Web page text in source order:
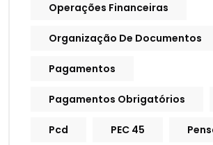
Operações Financeiras
Organização De Documentos
Pagamentos
Pagamentos Obrigatórios
Pcd PEC 45